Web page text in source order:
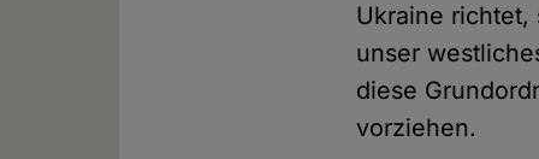
Ukraine
unser
diese
vorziehen.